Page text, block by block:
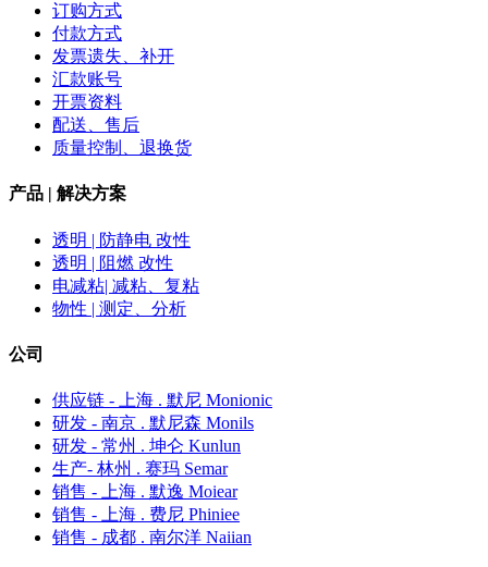
订购方式
付款方式
发票遗失、补开
汇款账号
开票资料
配送、售后
质量控制、退换货
产品 | 解决方案
透明 | 防静电 改性
透明 | 阻燃 改性
电减粘| 减粘、复粘
物性 | 测定、分析
公司
供应链 - 上海 . 默尼 Monionic
研发 - 南京 . 默尼森 Monils
研发 - 常州 . 坤仑 Kunlun
生产- 林州 . 赛玛 Semar
销售 - 上海 . 默逸 Moiear
销售 - 上海 . 费尼 Phiniee
销售 - 成都 . 南尔洋 Naiian